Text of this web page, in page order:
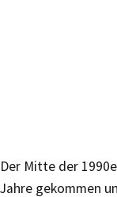
Der Mitte der
Jahre gekommen